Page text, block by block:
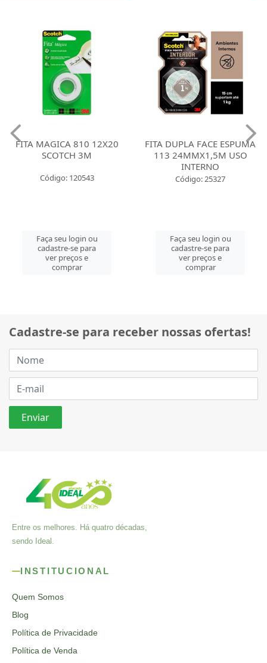
FITA MAGICA 810 12X20
SCOTCH 3M
Código: 120543
Faça seu login ou
cadastre-se para
ver preços e
comprar
FITA DUPLA FACE ESPUMA
113 24MMX1,5M USO
INTERNO
Código: 25327
Faça seu login ou
cadastre-se para
ver preços e
comprar
Cadastre-se para receber nossas ofertas!
Entre os melhores. Há quatro décadas,
sendo Ideal.
INSTITUCIONAL
Quem Somos
Blog
Política de Privacidade
Política de Venda